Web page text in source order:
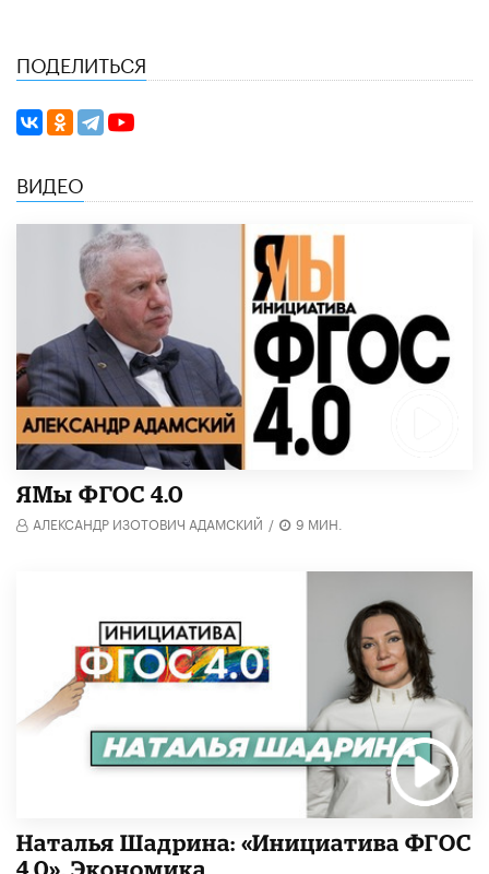
ПОДЕЛИТЬСЯ
ВИДЕО
​ЯМы ФГОС 4.0
АЛЕКСАНДР ИЗОТОВИЧ АДАМСКИЙ / 9 МИН.
Наталья Шадрина: «Инициатива ФГОС
4.0». Экономика